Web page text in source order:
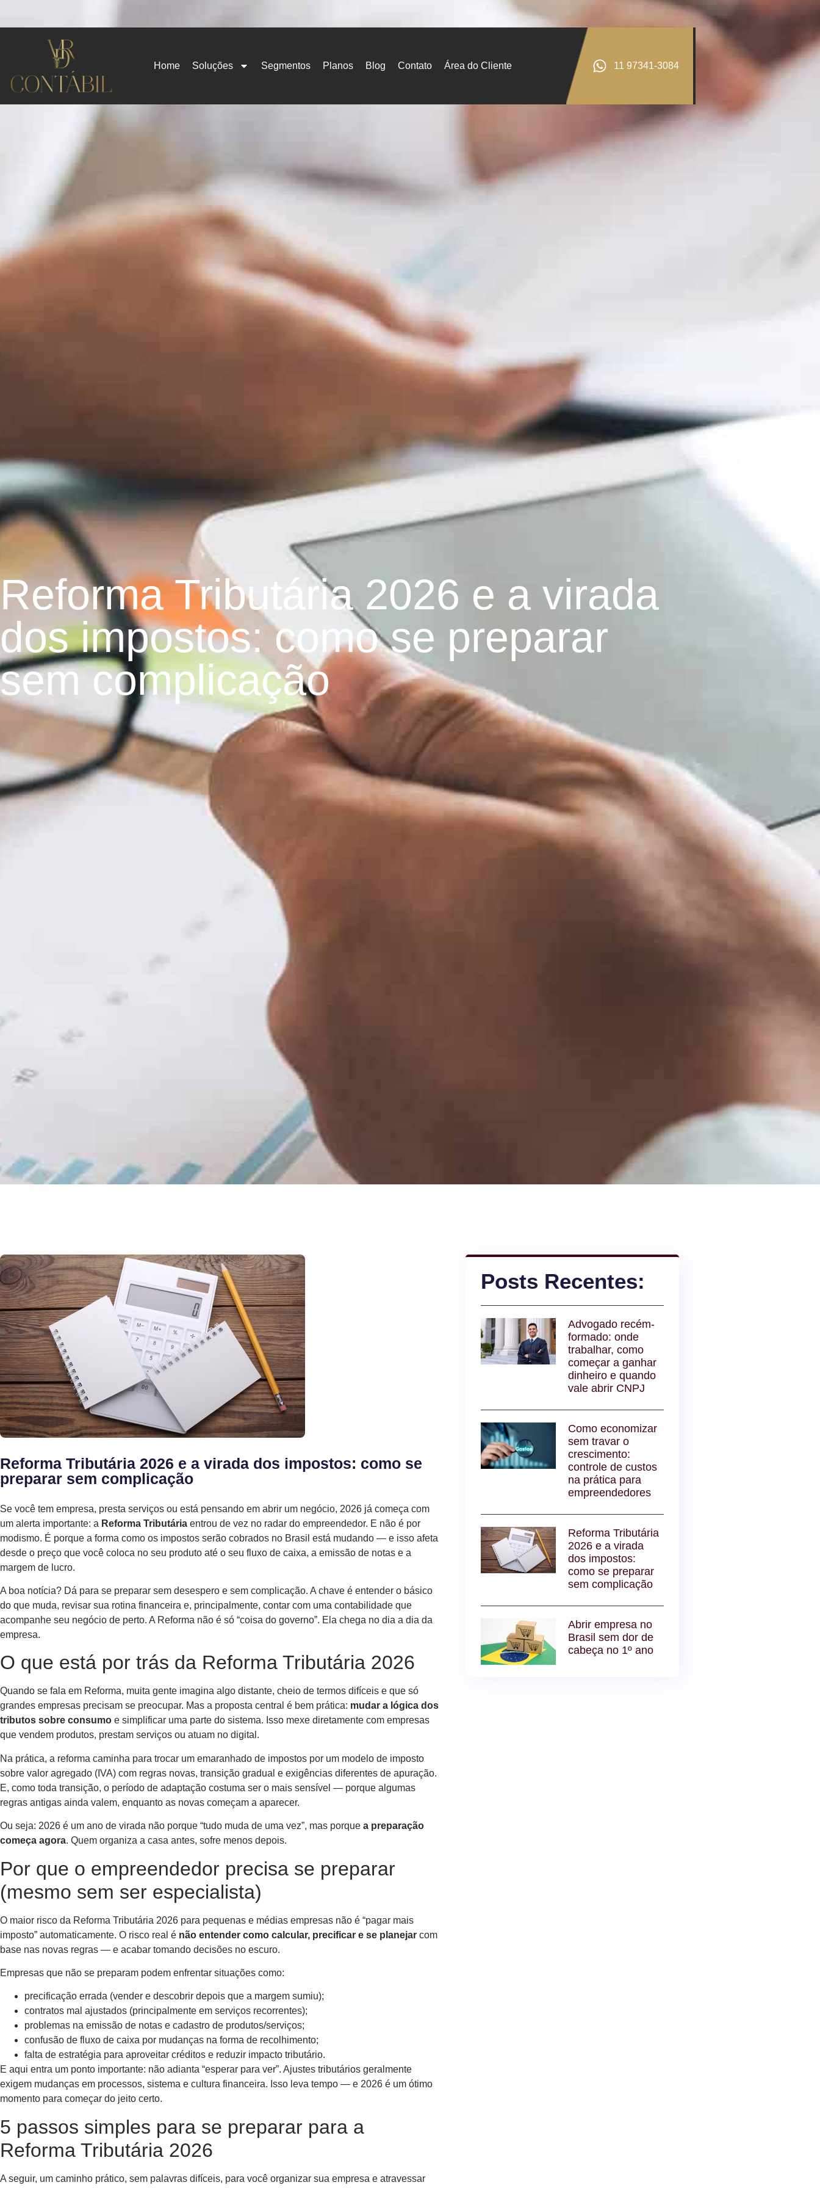
Home Soluções Segmentos Planos Blog Contato Área do Cliente 11 97341-3084
Reforma Tributária 2026 e a virada
dos impostos: como se preparar
sem complicação
Reforma Tributária 2026 e a virada dos impostos: como se
preparar sem complicação
Se você tem empresa, presta serviços ou está pensando em abrir um negócio, 2026 já começa com
um alerta importante: a Reforma Tributária entrou de vez no radar do empreendedor. E não é por
modismo. É porque a forma como os impostos serão cobrados no Brasil está mudando — e isso afeta
desde o preço que você coloca no seu produto até o seu fluxo de caixa, a emissão de notas e a
margem de lucro.
A boa notícia? Dá para se preparar sem desespero e sem complicação. A chave é entender o básico
do que muda, revisar sua rotina financeira e, principalmente, contar com uma contabilidade que
acompanhe seu negócio de perto. A Reforma não é só “coisa do governo”. Ela chega no dia a dia da
empresa.
O que está por trás da Reforma Tributária 2026
Quando se fala em Reforma, muita gente imagina algo distante, cheio de termos difíceis e que só
grandes empresas precisam se preocupar. Mas a proposta central é bem prática: mudar a lógica dos
tributos sobre consumo e simplificar uma parte do sistema. Isso mexe diretamente com empresas
que vendem produtos, prestam serviços ou atuam no digital.
Na prática, a reforma caminha para trocar um emaranhado de impostos por um modelo de imposto
sobre valor agregado (IVA) com regras novas, transição gradual e exigências diferentes de apuração.
E, como toda transição, o período de adaptação costuma ser o mais sensível — porque algumas
regras antigas ainda valem, enquanto as novas começam a aparecer.
Ou seja: 2026 é um ano de virada não porque “tudo muda de uma vez”, mas porque a preparação
começa agora. Quem organiza a casa antes, sofre menos depois.
Por que o empreendedor precisa se preparar
(mesmo sem ser especialista)
O maior risco da Reforma Tributária 2026 para pequenas e médias empresas não é “pagar mais
imposto” automaticamente. O risco real é não entender como calcular, precificar e se planejar com
base nas novas regras — e acabar tomando decisões no escuro.
Empresas que não se preparam podem enfrentar situações como:
precificação errada (vender e descobrir depois que a margem sumiu);
contratos mal ajustados (principalmente em serviços recorrentes);
problemas na emissão de notas e cadastro de produtos/serviços;
confusão de fluxo de caixa por mudanças na forma de recolhimento;
falta de estratégia para aproveitar créditos e reduzir impacto tributário.
E aqui entra um ponto importante: não adianta “esperar para ver”. Ajustes tributários geralmente
exigem mudanças em processos, sistema e cultura financeira. Isso leva tempo — e 2026 é um ótimo
momento para começar do jeito certo.
5 passos simples para se preparar para a
Reforma Tributária 2026
A seguir, um caminho prático, sem palavras difíceis, para você organizar sua empresa e atravessar
Posts Recentes:
Advogado recém-
formado: onde
trabalhar, como
começar a ganhar
dinheiro e quando
vale abrir CNPJ
Como economizar
sem travar o
crescimento:
controle de custos
na prática para
empreendedores
Reforma Tributária
2026 e a virada
dos impostos:
como se preparar
sem complicação
Abrir empresa no
Brasil sem dor de
cabeça no 1º ano